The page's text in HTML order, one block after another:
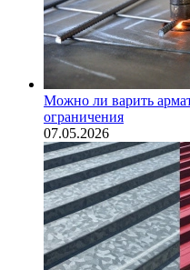
Можно ли варить
ограничения
07.05.2026